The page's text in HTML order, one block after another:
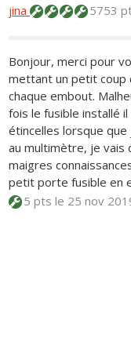
jina
5753
Bonjour, merci pour
mettant un petit coup
chaque embout.
fois le fusible installé
étincelles lorsque
au multimètre, je vais
maigres
petit porte fusible en
5 ptsle 25 nov